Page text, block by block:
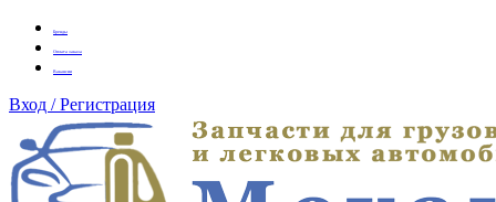
Бренды
Оплата заказа
Вакансии
Вход / Регистрация